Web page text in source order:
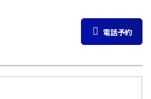
電話予約